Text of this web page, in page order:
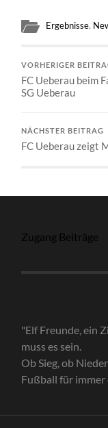
Ergebnisse,
VORHERIGER
FC Ueberau beim
SG Ueberau
NÄCHSTER BEITRAG
FC Ueberau zeigt
Zugang Beiträge
"Elf Freunde, ein
muss es sein.
Ob Sieg, ob
Fußball für immer